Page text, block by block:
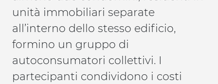
unità immobiliari separate
all’interno dello stesso edificio,
formino un gruppo di
autoconsumatori collettivi. I
partecipanti condividono i costi